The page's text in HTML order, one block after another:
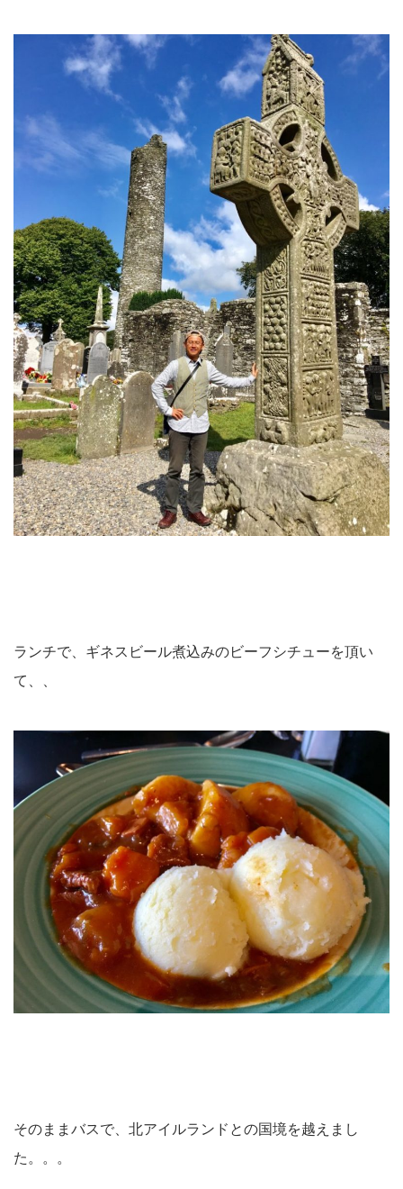
ランチで、ギネスビール煮込みのビーフシチューを頂い
て、、
そのままバスで、北アイルランドとの国境を越えまし
た。。。